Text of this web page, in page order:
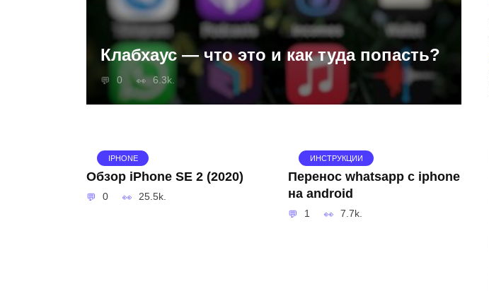
Клабхаус — что это и как туда попасть?
0 6.3k.
IPHONE
Обзор iPhone SE 2 (2020)
0 25.5k.
ИНСТРУКЦИИ
Перенос whatsapp с iphone
на android
1 7.7k.